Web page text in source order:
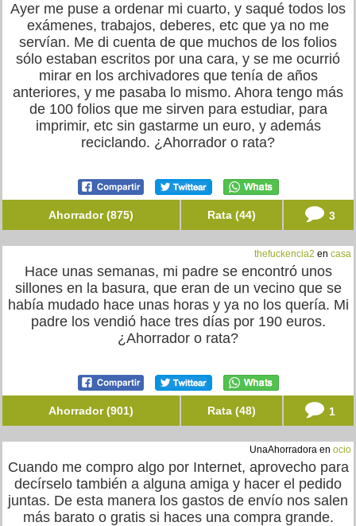
Ayer me puse a ordenar mi cuarto, y saqué todos los
exámenes, trabajos, deberes, etc que ya no me
servían. Me di cuenta de que muchos de los folios
sólo estaban escritos por una cara, y se me ocurrió
mirar en los archivadores que tenía de años
anteriores, y me pasaba lo mismo. Ahora tengo más
de 100 folios que me sirven para estudiar, para
imprimir, etc sin gastarme un euro, y además
reciclando. ¿Ahorrador o rata?
Ahorrador (875) Rata (44) 3
thefuckencia2 en casa
Hace unas semanas, mi padre se encontró unos
sillones en la basura, que eran de un vecino que se
había mudado hace unas horas y ya no los quería. Mi
padre los vendió hace tres días por 190 euros.
¿Ahorrador o rata?
Ahorrador (901) Rata (48) 1
UnaAhorradora en ocio
Cuando me compro algo por Internet, aprovecho para
decírselo también a alguna amiga y hacer el pedido
juntas. De esta manera los gastos de envío nos salen
más barato o gratis si haces una compra grande.